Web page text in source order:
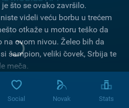
što se ovako završilo.
videli veću borbu u trećem
otkaže u motoru teško da
na ovom nivou. Želeo bih da
šampion, veliki čovek, Srbija te
meča.
ovde, imao sam različite uloge,
izazovno nositi se sa time, ali i
Social Novak Stats